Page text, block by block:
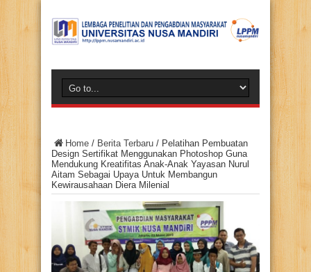
Home / Berita Terbaru / Pelatihan Pembuatan
Design Sertifikat Menggunakan Photoshop Guna
Mendukung Kreatifitas Anak-Anak Yayasan Nurul
Aitam Sebagai Upaya Untuk Membangun
Kewirausahaan Diera Milenial